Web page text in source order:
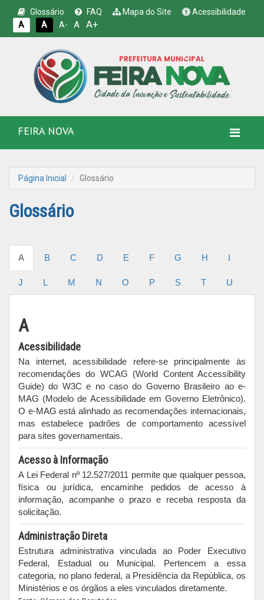
Glossário FAQ Mapa do Site
Acessibilidade
A
A A- A A+
FEIRA NOVA
Página Inicial Glossário
Glossário
A B C D E F G H I
J L M N O P S T U
A
Acessibilidade
Na internet, acessibilidade refere-se principalmente às
recomendações do WCAG (World Content Accessibility
Guide) do W3C e no caso do Governo Brasileiro ao e-
MAG (Modelo de Acessibilidade em Governo Eletrônico).
O e-MAG está alinhado as recomendações internacionais,
mas estabelece padrões de comportamento acessível
para sites governamentais.
Acesso à Informação
A Lei Federal nº 12.527/2011 permite que qualquer pessoa,
física ou jurídica, encaminhe pedidos de acesso à
informação, acompanhe o prazo e receba resposta da
solicitação.
Administração Direta
Estrutura administrativa vinculada ao Poder Executivo
Federal, Estadual ou Municipal. Pertencem a essa
categoria, no plano federal, a Presidência da República, os
Ministérios e os órgãos a eles vinculados diretamente.